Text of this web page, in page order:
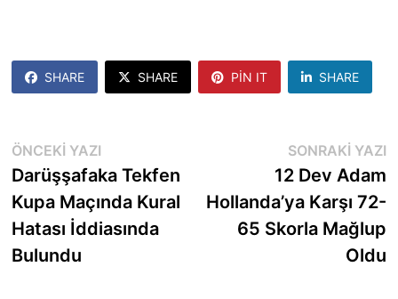
SHARE SHARE PIN IT SHARE
Yazı
gezinmesi
ÖNCEKI YAZIÖnceki
yazı:
Darüşşafaka Tekfen
Kupa Maçında Kural
Hatası İddiasında
Bulundu
SONRAKI YAZI
12 Dev Adam
Hollanda’ya Karşı 72-
65 Skorla Mağlup
Oldu